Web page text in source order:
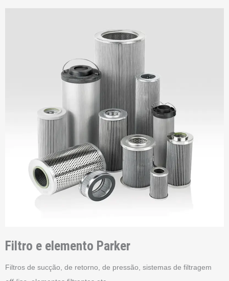
Filtro e elemento Parker
Filtros de sucção, de retorno, de pressão, sistemas de filtragem